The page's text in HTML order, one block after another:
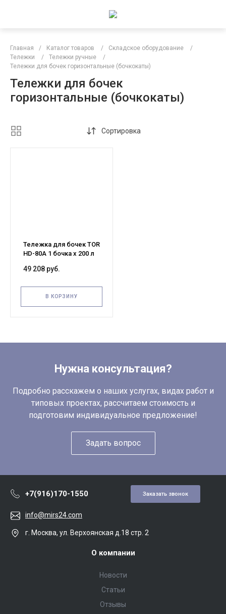
Главная / Каталог товаров / Складское оборудование
/
Тележки
/ Тележки ручные
/
Тележки для бочек горизонтальные (бочкокаты)
Тележки для бочек
горизонтальные (бочкокаты)
Сортировка
Тележка для бочек TOR
HD-80A 1 бочка х 200 л
49 208 руб.
В КОРЗИНУ
Нужна консультация?
Подробно расскажем о наших услугах, видах работ и
типовых проектах, рассчитаем стоимость и
подготовим индивидуальное предложение!
Задать вопрос
+7(916)170-1550 Заказать звонок
info@mirs24.com
г. Москва, ул. Верхоянская д.18 стр. 2
О компании
Новости
Статьи
Отзывы